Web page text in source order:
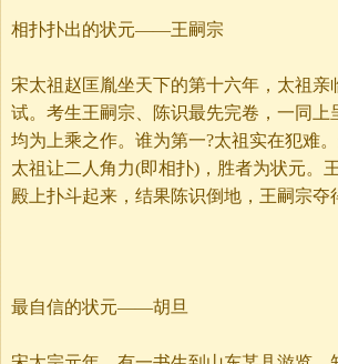
相扑扑出的状元——王嗣宗
宋太祖赵匡胤坐天下的第十六年，太祖亲
试。考生王嗣宗、陈识最先完卷，一同上
均为上乘之作。谁为第一?太祖实在犯难
太祖让二人角力(即相扑)，胜者为状元。
殿上扑斗起来，结果陈识倒地，王嗣宗夺
最自信的状元——胡旦